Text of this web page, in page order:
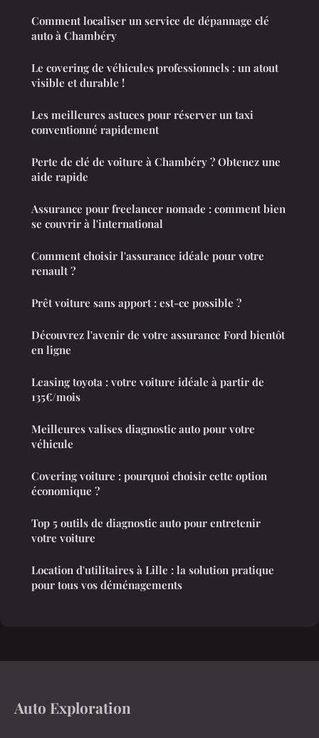
Comment localiser un service de dépannage clé
auto à Chambéry
Le covering de véhicules professionnels : un atout
visible et durable !
Les meilleures astuces pour réserver un taxi
conventionné rapidement
Perte de clé de voiture à Chambéry ? Obtenez une
aide rapide
Assurance pour freelancer nomade : comment bien
se couvrir à l'international
Comment choisir l'assurance idéale pour votre
renault ?
Prêt voiture sans apport : est-ce possible ?
Découvrez l'avenir de votre assurance Ford bientôt
en ligne
Leasing toyota : votre voiture idéale à partir de
135€/mois
Meilleures valises diagnostic auto pour votre
véhicule
Covering voiture : pourquoi choisir cette option
économique ?
Top 5 outils de diagnostic auto pour entretenir
votre voiture
Location d'utilitaires à Lille : la solution pratique
pour tous vos déménagements
Auto Exploration